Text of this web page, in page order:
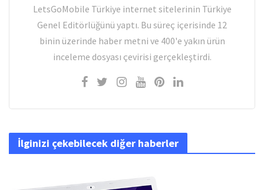
LetsGoMobile Türkiye internet sitelerinin Türkiye
Genel Editörlüğünü yaptı. Bu süreç içerisinde 12
binin üzerinde haber metni ve 400'e yakın ürün
inceleme dosyası çevirisi gerçekleştirdi.
İlginizi çekebilecek diğer haberler